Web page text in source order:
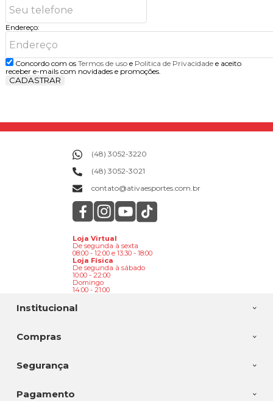
Endereço:
Concordo com os Termos de usoe Politica de Privacidadee aceito
receber e-mails com novidades e promoções.
CADASTRAR
Institucional
Compras
(48) 3052-3220
(48) 3052-3021
contato@ativaesportes.com.br
Loja Virtual
De segunda à sexta
08:00 - 12:00 e 13:30 - 18:00
Loja Física
De segunda à sábado
10:00 - 22:00
Domingo
14:00 - 21:00
Segurança
Pagamento